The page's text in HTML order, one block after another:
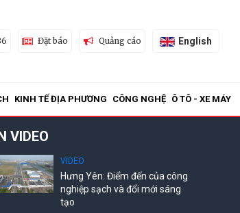
Đặt báo Quảng cáo English
KINH TẾ ĐỊA PHƯƠNG CÔNG NGHỆ Ô TÔ - XE MÁY
VIDEO
VIDEO
Hưng Yên: Điểm đến của công
nghiệp sạch và đổi mới sáng
tạo